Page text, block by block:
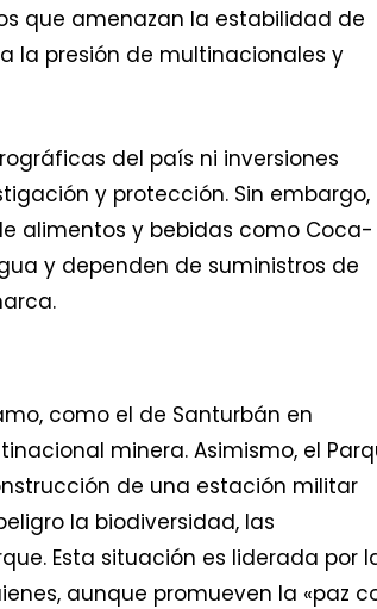
que amenazan la estabilidad de
la presión de multinacionales y
del país ni inversiones
y protección. Sin embargo,
alimentos y bebidas como Coca-
y dependen de suministros de
como el de Santurbán en
minera. Asimismo, el
de una estación militar
la biodiversidad, las
Esta situación es liderada por
aunque promueven la «paz